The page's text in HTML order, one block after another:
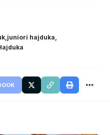
juniori hajduka